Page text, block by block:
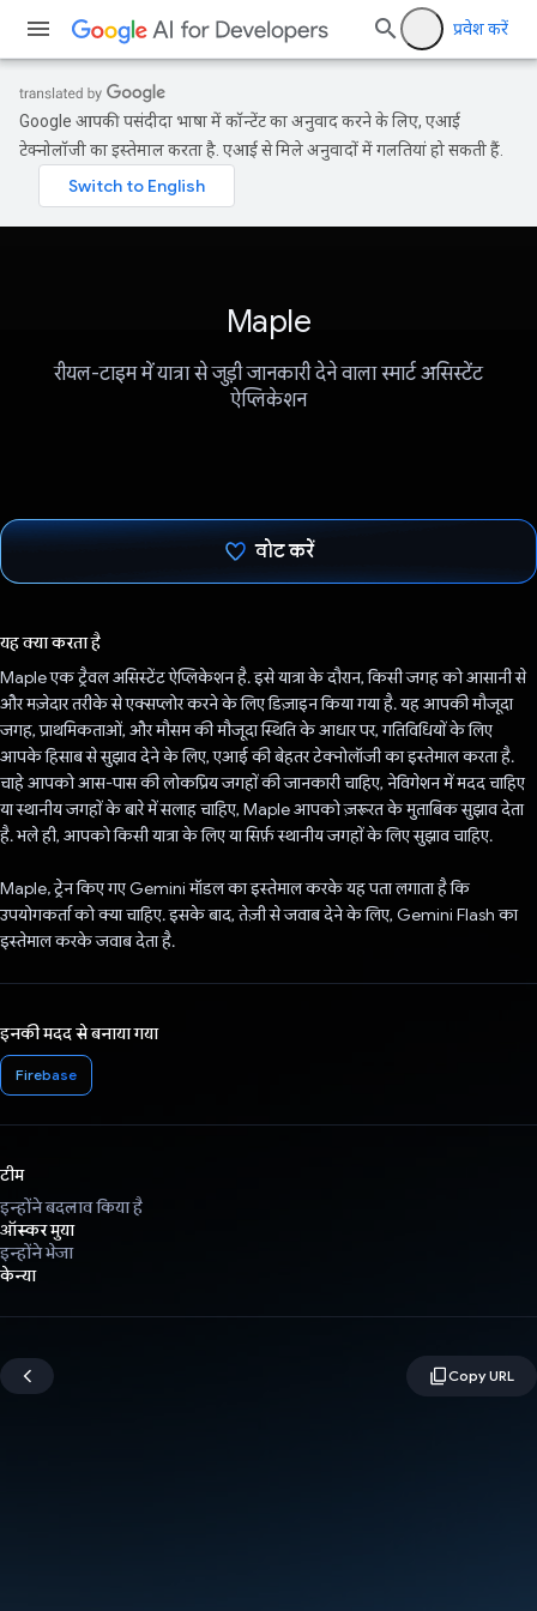
प्रवेश करें
Google आपकी पसंदीदा भाषा में कॉन्टेंट का अनुवाद करने के लिए, एआई
टेक्नोलॉजी का इस्तेमाल करता है. एआई से मिले अनुवादों में गलतियां हो सकती हैं.
Maple
रीयल-टाइम में यात्रा से जुड़ी जानकारी देने वाला स्मार्ट असिस्टेंट
ऐप्लिकेशन
वोट करें
यह क्या करता है
Maple एक ट्रैवल असिस्टेंट ऐप्लिकेशन है. इसे यात्रा के दौरान, किसी जगह को आसानी से
और मज़ेदार तरीके से एक्सप्लोर करने के लिए डिज़ाइन किया गया है. यह आपकी मौजूदा
जगह, प्राथमिकताओं, और मौसम की मौजूदा स्थिति के आधार पर, गतिविधियों के लिए
आपके हिसाब से सुझाव देने के लिए, एआई की बेहतर टेक्नोलॉजी का इस्तेमाल करता है.
चाहे आपको आस-पास की लोकप्रिय जगहों की जानकारी चाहिए, नेविगेशन में मदद चाहिए
या स्थानीय जगहों के बारे में सलाह चाहिए, Maple आपको ज़रूरत के मुताबिक सुझाव देता
है. भले ही, आपको किसी यात्रा के लिए या सिर्फ़ स्थानीय जगहों के लिए सुझाव चाहिए.
Maple, ट्रेन किए गए Gemini मॉडल का इस्तेमाल करके यह पता लगाता है कि
उपयोगकर्ता को क्या चाहिए. इसके बाद, तेज़ी से जवाब देने के लिए, Gemini Flash का
इस्तेमाल करके जवाब देता है.
इनकी मदद से बनाया गया
Firebase
टीम
इन्होंने बदलाव किया है
ऑस्कर मुया
इन्होंने भेजा
केन्या